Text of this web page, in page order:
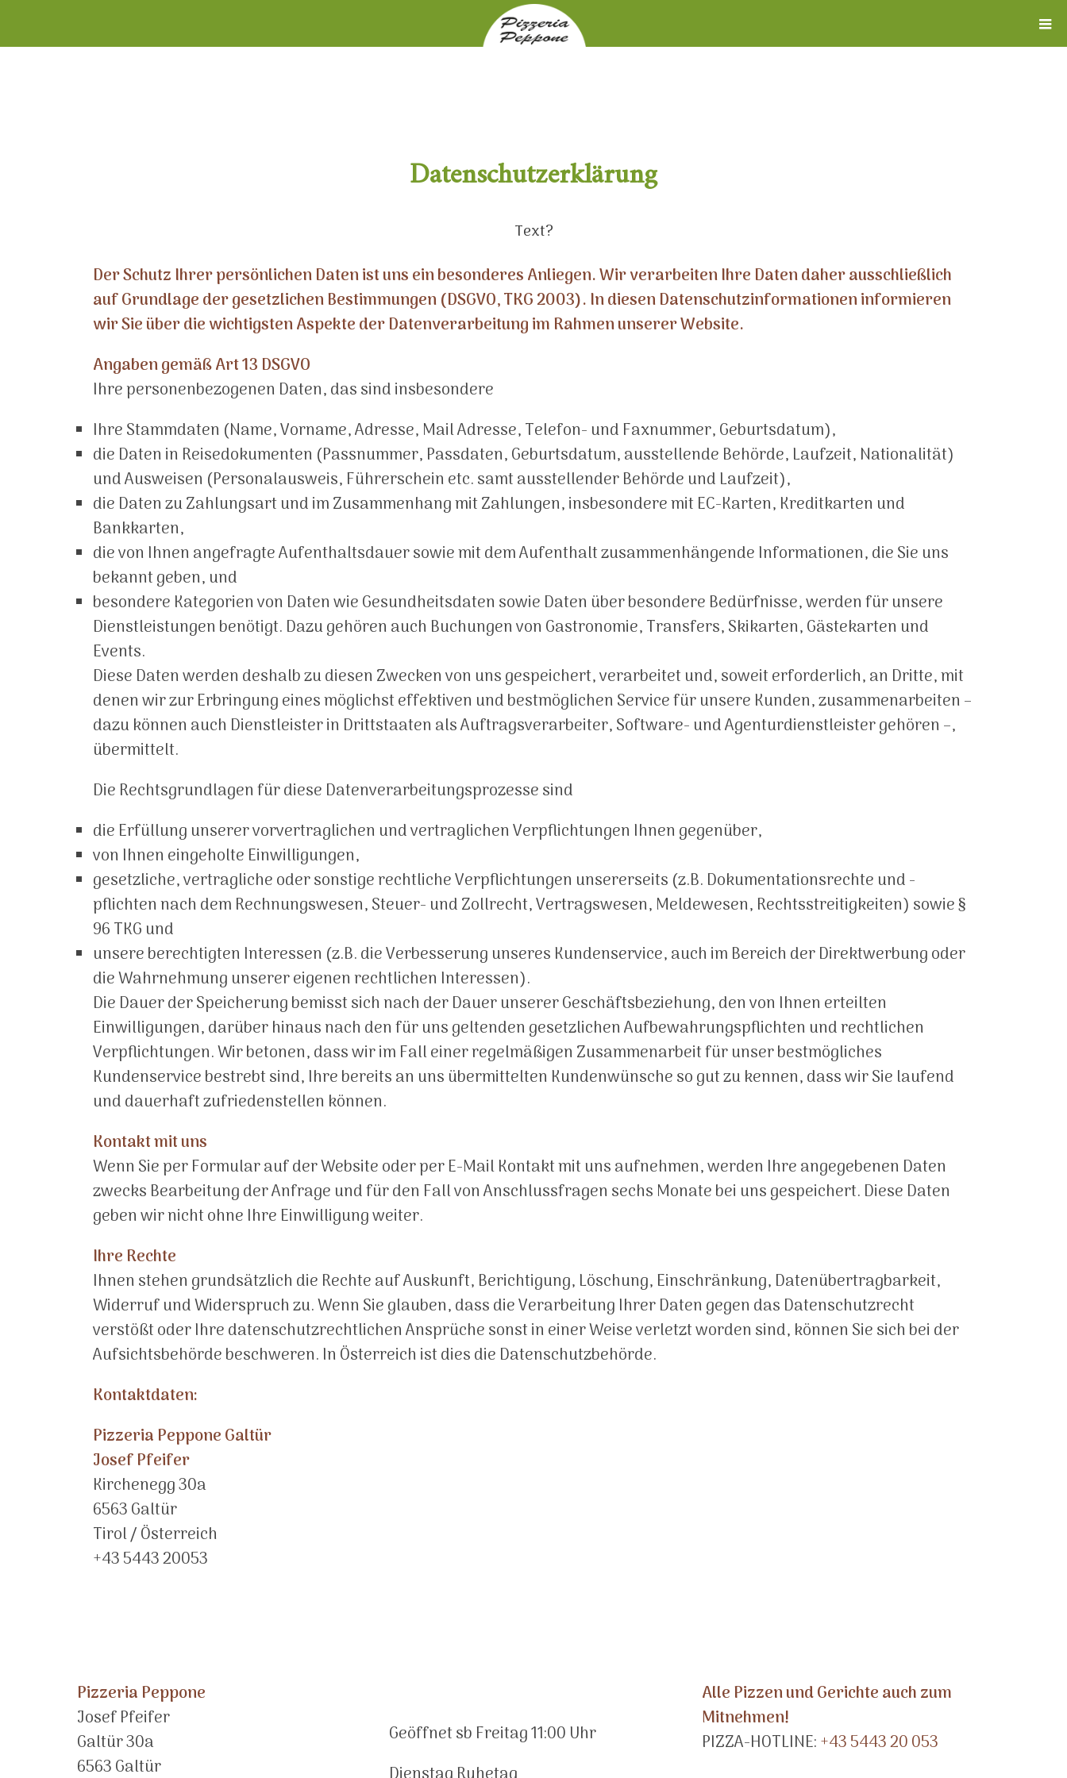
Datenschutzerklärung
Text?
Der Schutz Ihrer persönlichen Daten ist uns ein besonderes Anliegen. Wir verarbeiten Ihre Daten daher ausschließlich
auf Grundlage der gesetzlichen Bestimmungen (DSGVO, TKG 2003). In diesen Datenschutzinformationen informieren
wir Sie über die wichtigsten Aspekte der Datenverarbeitung im Rahmen unserer Website.
Angaben gemäß Art 13 DSGVO
Ihre personenbezogenen Daten, das sind insbesondere
Ihre Stammdaten (Name, Vorname, Adresse, Mail Adresse, Telefon- und Faxnummer, Geburtsdatum),
die Daten in Reisedokumenten (Passnummer, Passdaten, Geburtsdatum, ausstellende Behörde, Laufzeit, Nationalität)
und Ausweisen (Personalausweis, Führerschein etc. samt ausstellender Behörde und Laufzeit),
die Daten zu Zahlungsart und im Zusammenhang mit Zahlungen, insbesondere mit EC-Karten, Kreditkarten und
Bankkarten,
die von Ihnen angefragte Aufenthaltsdauer sowie mit dem Aufenthalt zusammenhängende Informationen, die Sie uns
bekannt geben, und
besondere Kategorien von Daten wie Gesundheitsdaten sowie Daten über besondere Bedürfnisse, werden für unsere
Dienstleistungen benötigt. Dazu gehören auch Buchungen von Gastronomie, Transfers, Skikarten, Gästekarten und
Events.
Diese Daten werden deshalb zu diesen Zwecken von uns gespeichert, verarbeitet und, soweit erforderlich, an Dritte, mit
denen wir zur Erbringung eines möglichst effektiven und bestmöglichen Service für unsere Kunden, zusammenarbeiten –
dazu können auch Dienstleister in Drittstaaten als Auftragsverarbeiter, Software- und Agenturdienstleister gehören –,
übermittelt.
Die Rechtsgrundlagen für diese Datenverarbeitungsprozesse sind
die Erfüllung unserer vorvertraglichen und vertraglichen Verpflichtungen Ihnen gegenüber,
von Ihnen eingeholte Einwilligungen,
gesetzliche, vertragliche oder sonstige rechtliche Verpflichtungen unsererseits (z.B. Dokumentationsrechte und -
pflichten nach dem Rechnungswesen, Steuer- und Zollrecht, Vertragswesen, Meldewesen, Rechtsstreitigkeiten) sowie §
96 TKG und
unsere berechtigten Interessen (z.B. die Verbesserung unseres Kundenservice, auch im Bereich der Direktwerbung oder
die Wahrnehmung unserer eigenen rechtlichen Interessen).
Die Dauer der Speicherung bemisst sich nach der Dauer unserer Geschäftsbeziehung, den von Ihnen erteilten
Einwilligungen, darüber hinaus nach den für uns geltenden gesetzlichen Aufbewahrungspflichten und rechtlichen
Verpflichtungen. Wir betonen, dass wir im Fall einer regelmäßigen Zusammenarbeit für unser bestmögliches
Kundenservice bestrebt sind, Ihre bereits an uns übermittelten Kundenwünsche so gut zu kennen, dass wir Sie laufend
und dauerhaft zufriedenstellen können.
Kontakt mit uns
Wenn Sie per Formular auf der Website oder per E-Mail Kontakt mit uns aufnehmen, werden Ihre angegebenen Daten
zwecks Bearbeitung der Anfrage und für den Fall von Anschlussfragen sechs Monate bei uns gespeichert. Diese Daten
geben wir nicht ohne Ihre Einwilligung weiter.
Ihre Rechte
Ihnen stehen grundsätzlich die Rechte auf Auskunft, Berichtigung, Löschung, Einschränkung, Datenübertragbarkeit,
Widerruf und Widerspruch zu. Wenn Sie glauben, dass die Verarbeitung Ihrer Daten gegen das Datenschutzrecht
verstößt oder Ihre datenschutzrechtlichen Ansprüche sonst in einer Weise verletzt worden sind, können Sie sich bei der
Aufsichtsbehörde beschweren. In Österreich ist dies die Datenschutzbehörde.
Kontaktdaten:
Pizzeria Peppone Galtür
Josef Pfeifer
Kirchenegg 30a
6563 Galtür
Tirol / Österreich
+43 5443 20053
Pizzeria Peppone
Josef Pfeifer
Galtür 30a
6563 Galtür
Geöffnet sb Freitag 11:00 Uhr
Alle Pizzen und Gerichte auch zum
Mitnehmen!
PIZZA-HOTLINE:+43 5443 20 053